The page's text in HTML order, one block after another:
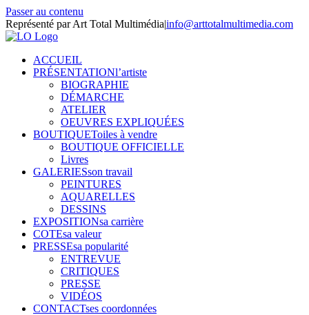
Passer au contenu
Représenté par Art Total Multimédia|info@arttotalmultimedia.com
ACCUEIL
PRÉSENTATIONl’artiste
BIOGRAPHIE
DÉMARCHE
ATELIER
OEUVRES EXPLIQUÉES
BOUTIQUEToiles à vendre
BOUTIQUE OFFICIELLE
Livres
GALERIESson travail
PEINTURES
AQUARELLES
DESSINS
EXPOSITIONsa carrière
COTEsa valeur
PRESSEsa popularité
ENTREVUE
CRITIQUES
PRESSE
VIDÉOS
CONTACTses coordonnées